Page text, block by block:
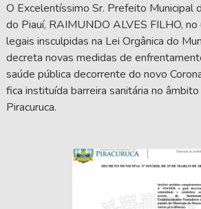
O Excelentíssimo Sr. Prefeito Municipal
do Piauí, RAIMUNDO ALVES FILHO,
legais insculpidas na Lei Orgânica do
decreta novas medidas de
saúde pública decorrente do novo
fica instituída barreira sanitária no
Piracuruca.